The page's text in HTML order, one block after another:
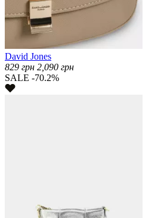
David Jones
829 грн 2,090 грн
SALE -70.2%